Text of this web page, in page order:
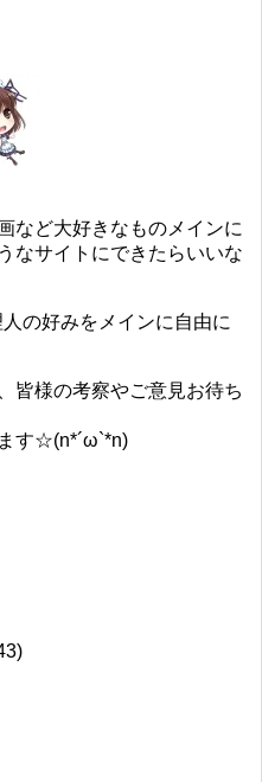
など大好きなものメインに
なサイトにできたらいいな
の好みをメインに自由に
皆様の考察やご意見お待ち
す☆(n*´ω`*n)